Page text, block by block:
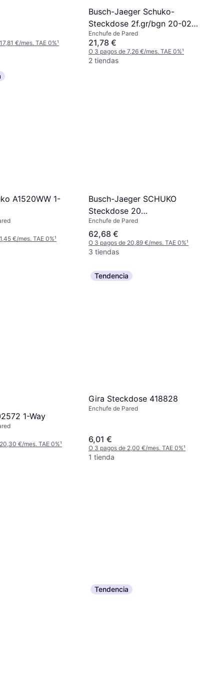
€/mes. TAE 0%¹
Busch-Jaeger Schuko-
Steckdose 2f.gr/bgn 20-02
EW-53 2CKA002084A0701
Enchufe de Pared
21,78 €
O 3 pagos de 7,26 €/mes. TAE 0%¹
2 tiendas
A1520WW 1-
€/mes. TAE 0%¹
Busch-Jaeger SCHUKO
Steckdose 20
EUCB2USBAC-885
2CKA002011A6312
Enchufe de Pared
62,68 €
O 3 pagos de 20,89 €/mes. TAE 0%¹
3 tiendas
1-Way
€/mes. TAE 0%¹
Tendencia
Gira Steckdose 418828
Enchufe de Pared
6,01 €
O 3 pagos de 2,00 €/mes. TAE 0%¹
1 tienda
Tendencia